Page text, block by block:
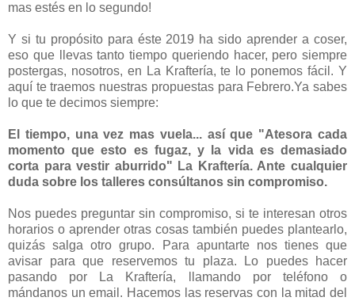
mas estés en lo segundo!
Y si tu propósito para éste 2019 ha sido aprender a coser,
eso que llevas tanto tiempo queriendo hacer, pero siempre
postergas, nosotros, en La Kraftería, te lo ponemos fácil. Y
aquí te traemos nuestras propuestas para Febrero.Ya sabes
lo que te decimos siempre:
El tiempo, una vez mas vuela... así que "Atesora cada
momento que esto es fugaz, y la vida es demasiado
corta para vestir aburrido" La Kraftería. Ante cualquier
duda sobre los talleres consúltanos sin compromiso.
Nos puedes preguntar sin compromiso, si te interesan otros
horarios o aprender otras cosas también puedes plantearlo,
quizás salga otro grupo. Para apuntarte nos tienes que
avisar para que reservemos tu plaza. Lo puedes hacer
pasando por La Kraftería, llamando por teléfono o
mándanos un email. Hacemos las reservas con la mitad del